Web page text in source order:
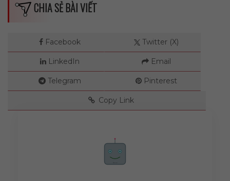
CHIA SẺ BÀI VIẾT
Facebook Twitter (X)
LinkedIn Email
Telegram Pinterest
Copy Link